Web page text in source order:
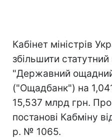
Кабінет міністрів
збільшити статутний
"Державний
("Ощадбанк") на
15,537 млрд грн.
постанові Кабміну
р. № 1065.